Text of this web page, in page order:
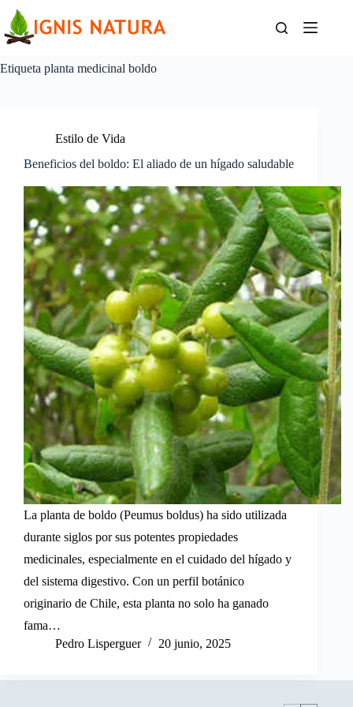
contenido
Etiqueta planta medicinal boldo
Estilo de Vida
Beneficios del boldo: El aliado de un hígado saludable
La planta de boldo (Peumus boldus) ha sido utilizada
durante siglos por sus potentes propiedades
medicinales, especialmente en el cuidado del hígado y
del sistema digestivo. Con un perfil botánico
originario de Chile, esta planta no solo ha ganado
fama…
Pedro Lisperguer
20 junio, 2025